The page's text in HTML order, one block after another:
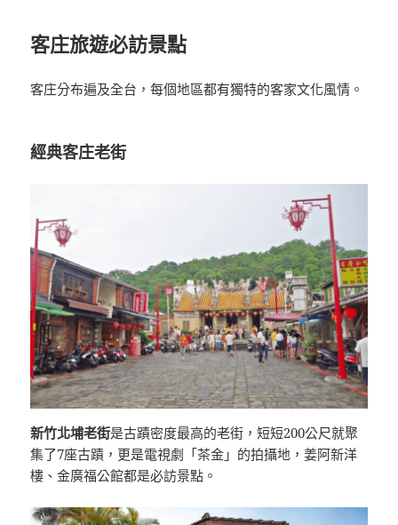
客庄旅遊必訪景點
客庄分布遍及全台，每個地區都有獨特的客家文化風情。
經典客庄老街
新竹北埔老街是古蹟密度最高的老街，短短200公尺就聚
集了7座古蹟，更是電視劇「茶金」的拍攝地，姜阿新洋
樓、金廣福公館都是必訪景點。